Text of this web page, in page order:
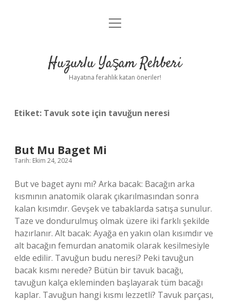
Anasayfa
Yasal Uyarı
menüyü
Huzurlu Yaşam Rehberi
Hayatına ferahlık katan öneriler!
Etiket: Tavuk sote için tavuğun neresi
But Mu Baget Mi
Tarih: Ekim 24, 2024
But ve baget aynı mı? Arka bacak: Bacağın arka
kısmının anatomik olarak çıkarılmasından sonra
kalan kısımdır. Gevşek ve tabaklarda satışa sunulur.
Taze ve dondurulmuş olmak üzere iki farklı şekilde
hazırlanır. Alt bacak: Ayağa en yakın olan kısımdır ve
alt bacağın femurdan anatomik olarak kesilmesiyle
elde edilir. Tavuğun budu neresi? Peki tavuğun
bacak kısmı nerede? Bütün bir tavuk bacağı,
tavuğun kalça ekleminden başlayarak tüm bacağı
kaplar. Tavuğun hangi kısmı lezzetli? Tavuk parçası,